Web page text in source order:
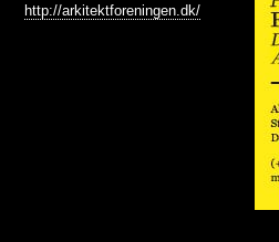
http://arkitektforeningen.dk/